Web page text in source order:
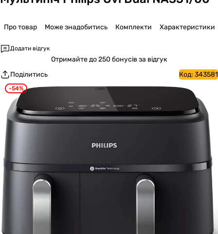
Про товар Може знадобитись Комплекти Характеристики
Додати відгук
Отримайтедо 250 бонусів за відгук
Поділитись
Код: 343581
-54%